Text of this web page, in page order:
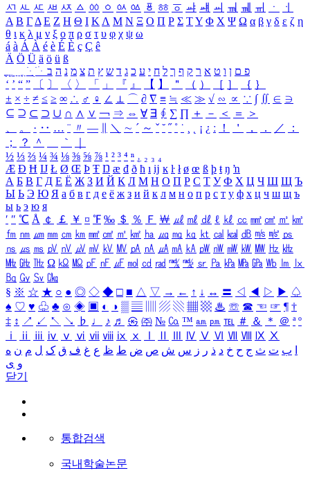
ㅺ ㅻ ㅼ ㅽ ㅾ ㅿ ㆀ ㆁ ㆂ ㆃ ㆄ ㆅ ㆆ ㆇ ㆈ ㆉ ㆊ ㆋ ㆌ ㆍ
ㆎ
Α Β ΓΔ Ε Ζ Η Θ Ι ΚΛ Μ Ν Ξ Ο Π Ρ Σ ΤΥ Φ Χ Ψ Ω α β γ δ ε ζ η
θ ι κ λ μ ν ξ ο π ρ σ τ υ φ χ ψ ω
á à Á À é è É È ç Ç ê
Ä Ö Ü ä ö ü ß
ִֶֹ ֻּ ׁׂ פ ם ן ו ט א ר ק ף ך ל ח י ע כ ג ד ש ץ ת צ מ נ ה ב
‘ ’ “ ” 〔 〕 〈 〉 「 」 『 』 【 】 ＂ （ ） ［ ］ ｛ ｝
± × ÷ ≠ ≤ ≥ ∞ ∴ ♂ ♀ ∠ ⊥ ⌒ ∂ ∇ ≡ ≒ ≪ ≫ √ ∽ ∝ ∵ ∫ ∬ ∈ ∋
⊆ ⊇ ⊂ ⊃ ∪ ∩ ∧ ∨ ￢ ⇒ ⇔ ∀ ∃ ∮ ∑ ∏ ＋ － ＜ ＝
＞
、
。 · ‥ … ¨ 〃 ― ＼ ∼ ´ ～ ˇ ˘ ˝ ˚ ˙ ¸ ¡ ¿ ː ！ ＇ ， ． ／
：
；
？ ＾ ｀
½ ⅓ ⅔ ¼ ¾ ⅛ ⅜ ⅝ ⅞ ¹ ² ³ ⁴ ⁿ ₁ ₂ ₃ ₄
Æ Ð Ħ Ĳ Ł Ø Œ Þ Ŧ Ŋ æ đ ð ħ ı ĳ ĸ ŀ ł ø œ ß þ ŧ ŋ ŉ
А Б В Г Д Е Ё Ж З И Й К Л М Н О П Р С Т У Ф Х Ц Ч Ш Щ Ъ
Ы Ь Э Ю Я а б в г д е ё ж з и й к л м н о п р с т у ф х ц ч ш щ ъ
ы ь э ю я
′ ″ ℃ Å ￠ ￡ ￥ ¤ ℉ ‰ ＄ ％ Ｆ ￦ ㎕ ㎖ ㎗ ℓ ㎘ ㏄ ㎣ ㎤ ㎥ ㎦
㎙ ㎚ ㎛ ㎜ ㎝ ㎞ ㎟ ㎠ ㎡ ㎢ ㏊ ㎍ ㎎ ㎏ ㏏ ㎈ ㎉ ㏈ ㎧ ㎨ ㎰
㎱ ㎲ ㎳ ㎴ ㎵ ㎶ ㎷ ㎸ ㎹ ㎀ ㎁ ㎂ ㎃ ㎄ ㎺ ㎻ ㎽ ㎾ ㎿ ㎐ ㎑
㎒ ㎓ ㎔ Ω ㏀ ㏁ ㎊ ㎋ ㎌ ㏖ ㏅ ㎭ ㎮ ㎯ ㏛ ㎩ ㎪ ㎫ ㎬ ㏝ ㏐
㏓
㏃ ㏉ ㏜ ㏆
§ ※ ☆ ★ ○ ● ◎ ◇ ◆ □ ■ △ ▽ → ← ↑ ↓ ↔ 〓 ◁ ◀ ▷ ▶ ♤
♠ ♡ ♥ ♧ ♣ ⊙ ◈ ▣ ◐ ◑ ▒ ▤ ▨ ▧ ▦ ▩ ♨ ☏ ☎ ☜ ☞ ¶ †
‡ ↕ ↗ ↙ ↖ ↘ ♭ ♩ ♪ ♬ ㉿ ㈜ № ㏇ ™ ㏂ ㏘ ℡ ＃ ＆ ＊ ＠ ª º
ⅰ
ⅱ ⅲ ⅳ ⅴ ⅵ ⅶ ⅷ ⅸ ⅹ Ⅳ Ⅴ Ⅵ Ⅶ Ⅷ Ⅸ Ⅹ
ب ت ث ج ح خ د ذ ر ز س ش ص ض ط ظ ع غ ف ق ک ل م ن ه
و ی
닫기
통합검색
국내학술논문